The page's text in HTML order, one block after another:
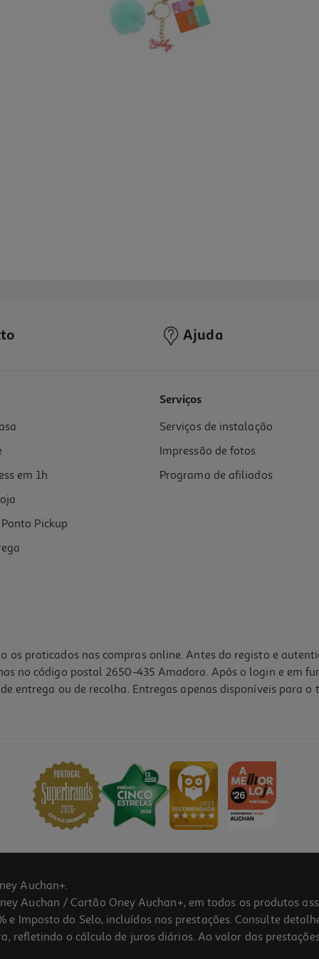
Ajuda
em 1h
Pickup
Serviços
Serviços de instalação
Impressão de fotos
Programa de afiliados
os praticados nas compras online. Antes do registo e
no código postal 2650-435 Amadora. Após o login e em
entrega ou de recolha. Entregas apenas disponíveis para
Auchan+.
Auchan / Cartão Oney Auchan+, em todos os produtos
e Imposto do Selo, incluídos nas prestações. Consulte
refletindo o cálculo de juros diários. Ao valor das